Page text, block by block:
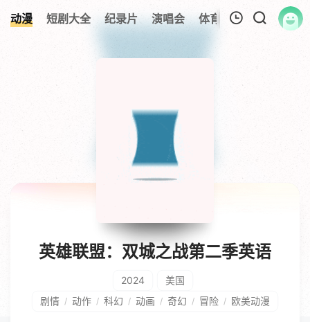
动漫 短剧大全 纪录片 演唱会 体育赛事 伦理片
暂无观看影片的记录
英雄联盟：双城之战第二季英语
2024
美国
剧情 / 动作 / 科幻 / 动画 / 奇幻 / 冒险 / 欧美动漫